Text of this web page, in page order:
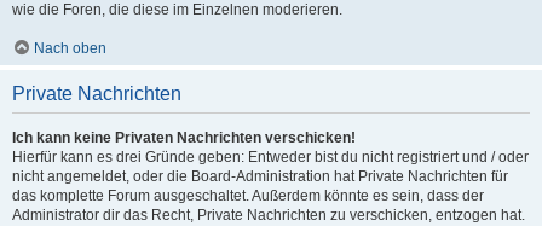
wie die Foren, die diese im Einzelnen moderieren.
Nach oben
Private Nachrichten
Ich kann keine Privaten Nachrichten verschicken!
Hierfür kann es drei Gründe geben: Entweder bist du nicht registriert und / oder
nicht angemeldet, oder die Board-Administration hat Private Nachrichten für
das komplette Forum ausgeschaltet. Außerdem könnte es sein, dass der
Administrator dir das Recht, Private Nachrichten zu verschicken, entzogen hat.